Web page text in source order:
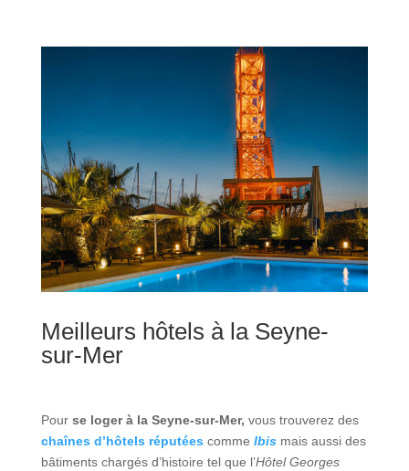
Meilleurs hôtels à la Seyne-
sur-Mer
Pour se loger à la Seyne-sur-Mer, vous trouverez des
chaînes d’hôtels réputées comme Ibismais aussi des
bâtiments chargés d’histoire tel que l’Hôtel Georges